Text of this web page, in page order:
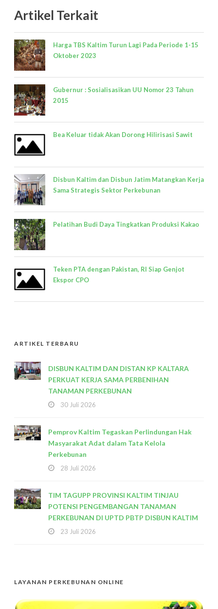
Artikel Terkait
Harga TBS Kaltim Turun Lagi Pada Periode 1-15
Oktober 2023
Gubernur : Sosialisasikan UU Nomor 23 Tahun
2015
Bea Keluar tidak Akan Dorong Hilirisasi Sawit
Disbun Kaltim dan Disbun Jatim Matangkan Kerja
Sama Strategis Sektor Perkebunan
Pelatihan Budi Daya Tingkatkan Produksi Kakao
Teken PTA dengan Pakistan, RI Siap Genjot
Ekspor CPO
ARTIKEL TERBARU
DISBUN KALTIM DAN DISTAN KP KALTARA
PERKUAT KERJA SAMA PERBENIHAN
TANAMAN PERKEBUNAN
30 Juli 2026
Pemprov Kaltim Tegaskan Perlindungan Hak
Masyarakat Adat dalam Tata Kelola
Perkebunan
28 Juli 2026
TIM TAGUPP PROVINSI KALTIM TINJAU
POTENSI PENGEMBANGAN TANAMAN
PERKEBUNAN DI UPTD PBTP DISBUN KALTIM
23 Juli 2026
LAYANAN PERKEBUNAN ONLINE